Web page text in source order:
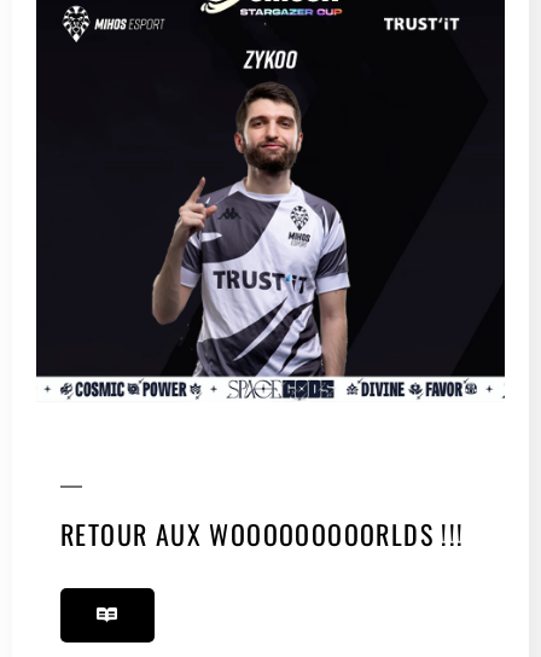
RETOUR AUX WOOOOOOOOORLDS !!!